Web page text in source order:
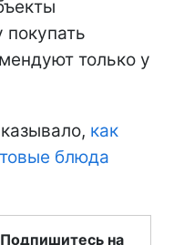
покупать
только у
как
блюда
на